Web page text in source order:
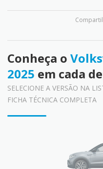
Conheça o
2025 em cada
SELECIONE A VERSÃO NA
FICHA TÉCNICA COMPLETA